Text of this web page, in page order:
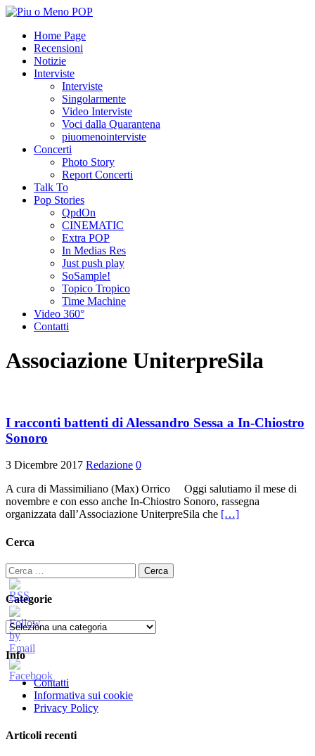
Home Page
Recensioni
Notizie
Interviste
Interviste
Singolarmente
Video Interviste
Voci dalla Quarantena
piuomenointerviste
Concerti
Photo Story
Report Concerti
Talk To
Pop Stories
QpdOn
CINEMATIC
Extra POP
In Medias Res
Just push play
SoSample!
Topico Tropico
Time Machine
Video 360°
Contatti
Associazione UniterpreSila
I racconti battenti di Alessandro Sessa a In-Chiostro
Sonoro
3 Dicembre 2017 Redazione 0
A cura di Massimiliano (Max) Orrico Oggi salutiamo il mese di
novembre e con esso anche In-Chiostro Sonoro, rassegna
organizzata dall’Associazione UniterpreSila che […]
Cerca
Ricerca
per:
Categorie
Categorie
Info
Contatti
Informativa sui cookie
Privacy Policy
Articoli recenti